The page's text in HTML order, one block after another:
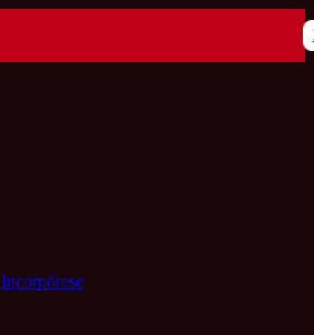
Incorpórese